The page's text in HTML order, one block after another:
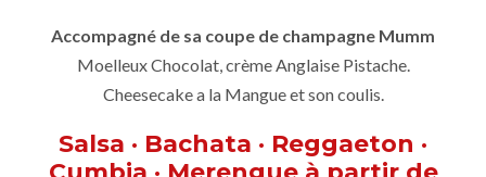
Accompagné de sa coupe de champagne Mumm
Moelleux Chocolat, crème Anglaise Pistache.
Cheesecake a la Mangue et son coulis.
Salsa · Bachata · Reggaeton ·